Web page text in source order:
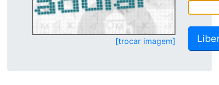
[trocar imagem]